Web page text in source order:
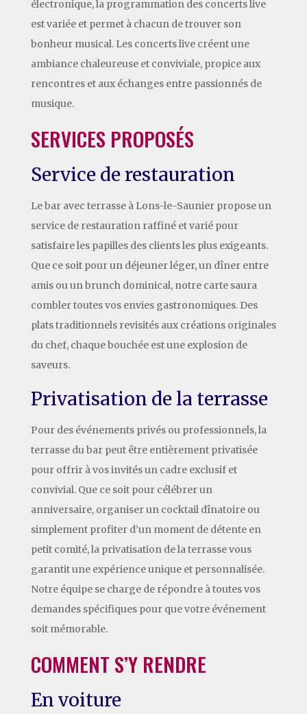
électronique, la programmation des concerts live
est variée et permet à chacun de trouver son
bonheur musical. Les concerts live créent une
ambiance chaleureuse et conviviale, propice aux
rencontres et aux échanges entre passionnés de
musique.
SERVICES PROPOSÉS
Service de restauration
Le bar avec terrasse à Lons-le-Saunier propose un
service de restauration raffiné et varié pour
satisfaire les papilles des clients les plus exigeants.
Que ce soit pour un déjeuner léger, un dîner entre
amis ou un brunch dominical, notre carte saura
combler toutes vos envies gastronomiques. Des
plats traditionnels revisités aux créations originales
du chef, chaque bouchée est une explosion de
saveurs.
Privatisation de la terrasse
Pour des événements privés ou professionnels, la
terrasse du bar peut être entièrement privatisée
pour offrir à vos invités un cadre exclusif et
convivial. Que ce soit pour célébrer un
anniversaire, organiser un cocktail dînatoire ou
simplement profiter d’un moment de détente en
petit comité, la privatisation de la terrasse vous
garantit une expérience unique et personnalisée.
Notre équipe se charge de répondre à toutes vos
demandes spécifiques pour que votre événement
soit mémorable.
COMMENT S’Y RENDRE
En voiture